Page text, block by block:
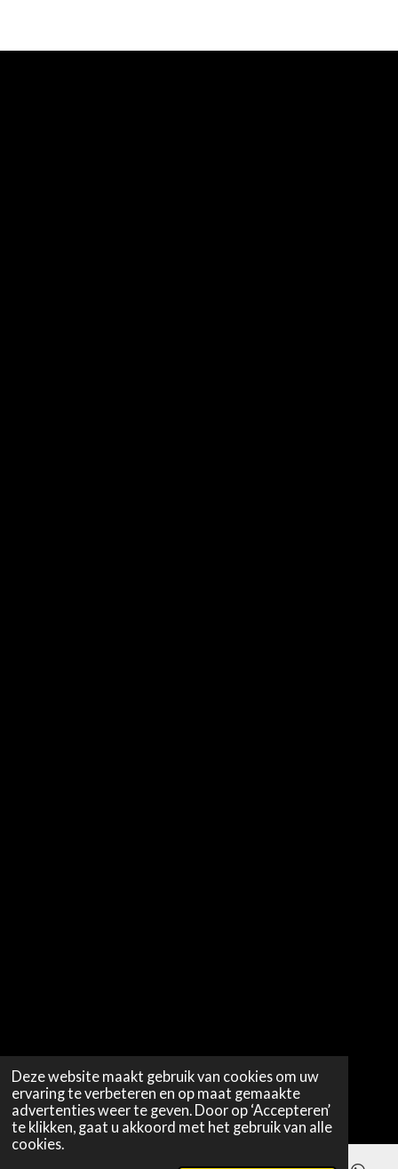
Deze website maakt gebruik van cookies om uw
ervaring te verbeteren en op maat gemaakte
advertenties weer te geven. Door op ‘Accepteren’
te klikken, gaat u akkoord met het gebruik van alle
cookies.